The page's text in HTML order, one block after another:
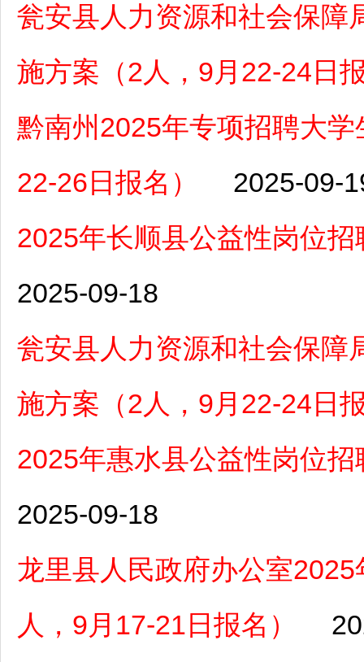
瓮安县人力资源和社会保障
施方案（2人，9月22-24日
黔南州2025年专项招聘大
22-26日报名）
2025-09-
2025年长顺县公益性岗位
2025-09-18
瓮安县人力资源和社会保障
施方案（2人，9月22-24日
2025年惠水县公益性岗位
2025-09-18
龙里县人民政府办公室
人，9月17-21日报名）